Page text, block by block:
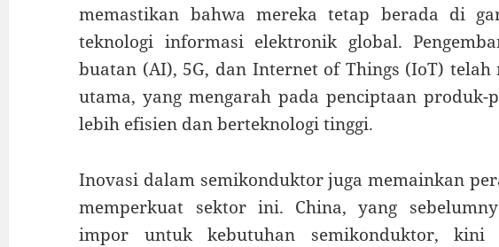
memastikan bahwa mereka tetap berada di
teknologi informasi elektronik global.
buatan (AI), 5G, dan Internet of Things (IoT)
utama, yang mengarah pada penciptaan produk-
lebih efisien dan berteknologi tinggi.
Inovasi dalam semikonduktor juga memainkan
memperkuat sektor ini. China, yang
impor untuk kebutuhan semikonduktor, kini